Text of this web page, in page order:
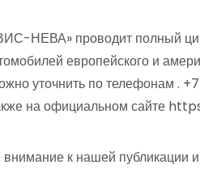
НЕВА» проводит полный
европейского и
уточнить по телефонам .
на официальном сайте
к нашей публикации